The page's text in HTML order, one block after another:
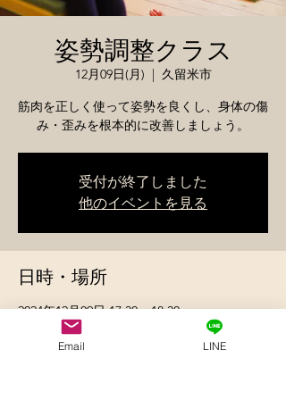
姿勢調整クラス
12月09日(月)
  |
久留米市
筋肉を正しく使って姿勢を良くし、身体の傷
み・歪みを根本的に改善しましょう。
受付が終了しました
他のイベントを見る
日時・場所
2024年12月09日 17:30 – 18:30
久留米市, 日本、〒830-0032 福岡県久留米市
Email LINE